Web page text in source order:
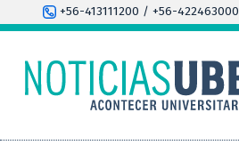
+56-413111200 / +56-422463000